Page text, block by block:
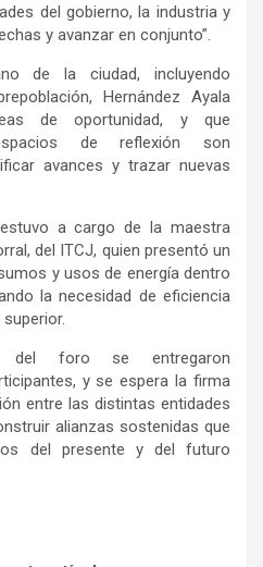
del gobierno, la industria y
y avanzar en conjunto”.
de la ciudad, incluyendo
Hernández Ayala
de oportunidad, y que
de reflexión son
avances y trazar nuevas
a cargo de la maestra
del ITCJ, quien presentó un
y usos de energía dentro
la necesidad de eficiencia
del foro se entregaron
y se espera la firma
entre las distintas entidades
alianzas sostenidas que
del presente y del futuro